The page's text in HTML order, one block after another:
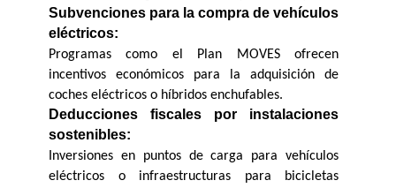
Subvenciones para la compra de vehículos
eléctricos:
Programas como el Plan MOVES ofrecen
incentivos económicos para la adquisición de
coches eléctricos o híbridos enchufables.
Deducciones fiscales por instalaciones
sostenibles:
Inversiones en puntos de carga para vehículos
eléctricos o infraestructuras para bicicletas